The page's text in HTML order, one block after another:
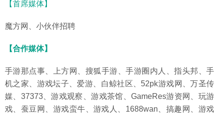
【首席媒体】
魔方网、小伙伴招聘
【合作媒体】
手游那点事、上方网、搜狐手游、手游圈内人、指头邦、手
机之家、游戏坛子、爱游、白鲸社区、52pk游戏网、万圣传
媒、37373、游戏观察、游戏茶馆、GameRes游资网、玩游
戏、蚕豆网、游戏蛮牛、游戏人、1688wan、搞趣网、游戏